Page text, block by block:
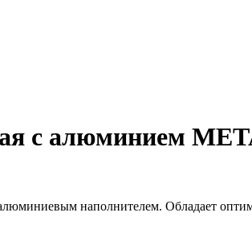
с алюминием
наполнителем. Обладает